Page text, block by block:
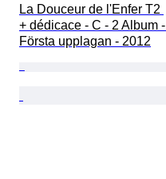
La Douceur de l'Enfer T2
+ dédicace - C - 2 Album -
Första upplagan - 2012